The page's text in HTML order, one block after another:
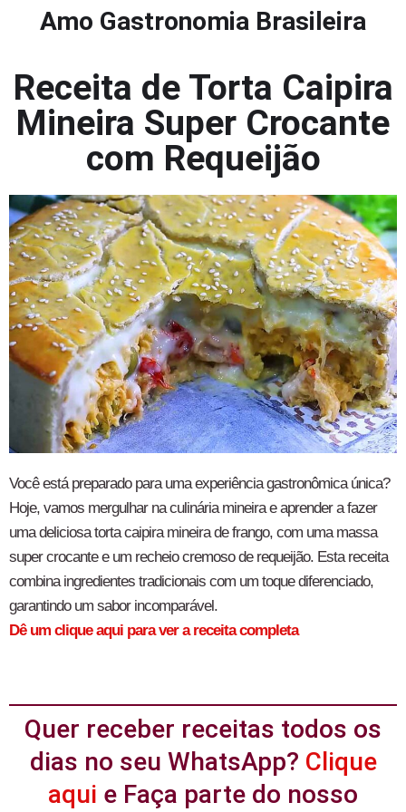
Amo Gastronomia Brasileira
Receita de Torta Caipira
Mineira Super Crocante
com Requeijão
Você está preparado para uma experiência gastronômica única?
Hoje, vamos mergulhar na culinária mineira e aprender a fazer
uma deliciosa torta caipira mineira de frango, com uma massa
super crocante e um recheio cremoso de requeijão. Esta receita
combina ingredientes tradicionais com um toque diferenciado,
garantindo um sabor incomparável.
Dê um clique aqui para ver a receita completa
Quer receber receitas todos os
dias no seu WhatsApp? Clique
aqui e Faça parte do nosso